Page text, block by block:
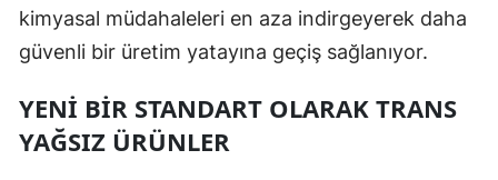
kimyasal müdahaleleri en aza indirgeyerek daha
güvenli bir üretim yatayına geçiş sağlanıyor.
YENI BIR STANDART OLARAK TRANS
YAĞSIZ ÜRÜNLER